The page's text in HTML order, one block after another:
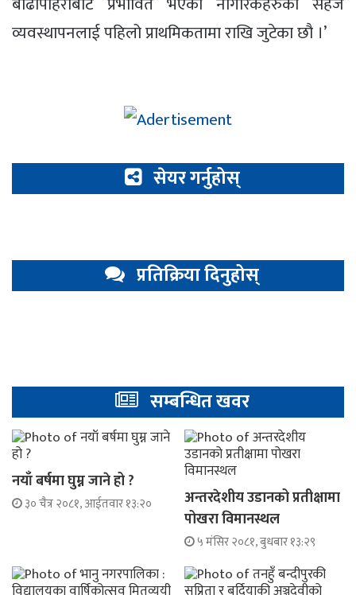
व्यवस्थापनलाई पहिलो प्राथमिकतामा राखि जुटेका छौ ।’
सेयर गर्नुहोस्
प्रतिक्रिया दिनुहोस्
सम्बन्धित खवर
नयाँ बर्षमा घुम्न जाने हो ?
३० चैत्र २०८१, आईतवार १३:२०
अन्तरदेशीय उडानको प्रतीक्षामा
पोखरा विमानस्थल
५ मंसिर २०८१, बुधबार १३:२९